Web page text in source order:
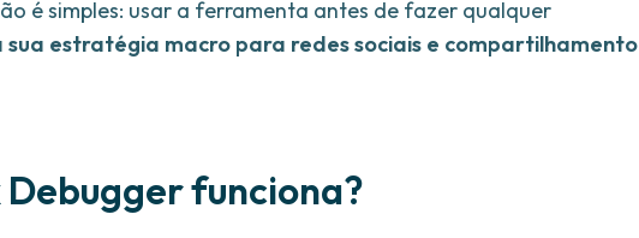
é simples: usar a ferramenta antes de fazer qualquer
estratégia macro para redes sociais e compartilhamento
Debugger funciona?